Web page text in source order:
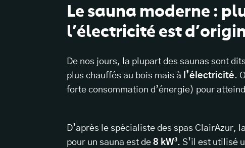
Le sauna moderne :
l’électricité est
De nos jours, la plupart des saunas sont
plus chauffés au bois mais à
l’électricité.
forte consommation d’énergie) pour
D’après le spécialiste des spas ClairAzur,
pour un sauna est de 8 kW³. S’il est utilisé